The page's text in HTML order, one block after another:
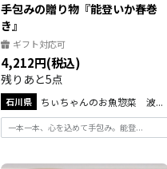
手包みの贈り物『能登いか春巻
き』
ギフト対応可
4,212円(税込)
残りあと5点
石川県 ちぃちゃんのお魚惣菜 波...
一本一本、心を込めて手包み。能登...